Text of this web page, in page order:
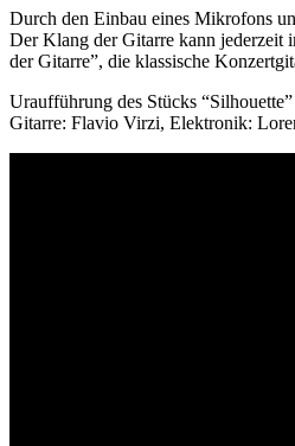
By
lorenzo
15/10/2012
Durch den Einbau eines Mikrofons
Der Klang der Gitarre kann jederzeit
der Gitarre”, die klassische
Uraufführung des Stücks
Gitarre: Flavio Virzi, Elektronik: